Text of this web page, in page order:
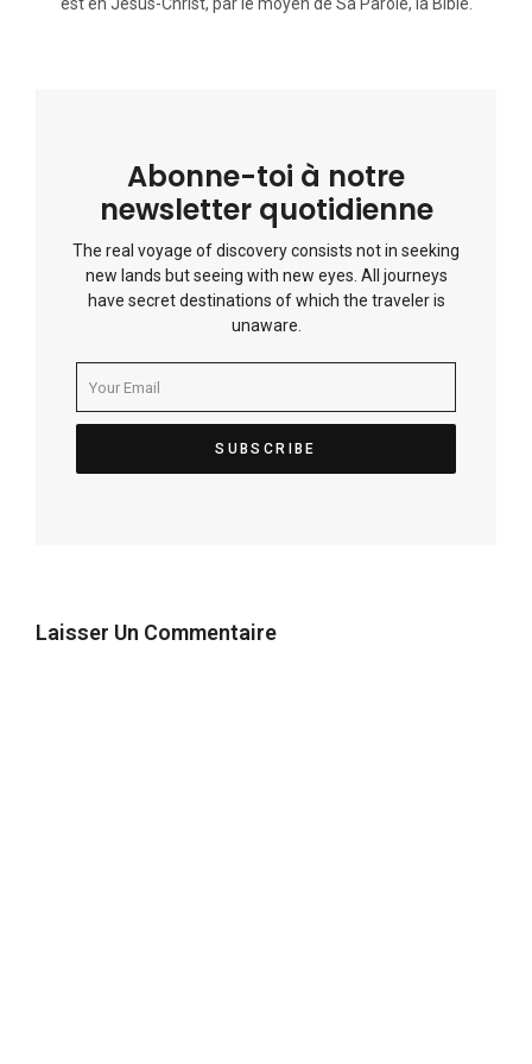
Abonne-toi à notre
newsletter quotidienne
The real voyage of discovery consists not in seeking
new lands but seeing with new eyes. All journeys
have secret destinations of which the traveler is
unaware.
Laisser Un Commentaire